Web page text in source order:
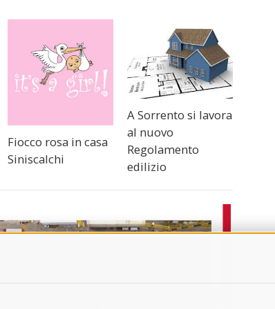
Fiocco rosa in casa
Siniscalchi
A Sorrento si lavora
al nuovo
Regolamento
edilizio